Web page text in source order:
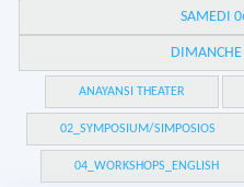
SAMEDI
ANAYANSI THEATER
02_SYMPOSIUM/SIMPOSIOS
04_WORKSHOPS_ENGLISH